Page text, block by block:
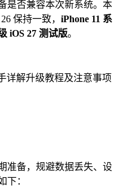
是否兼容本次新系统。本
保持一致， iPhone 11 系
iOS 27 测试版。
准备，规避数据丢失、设
下：